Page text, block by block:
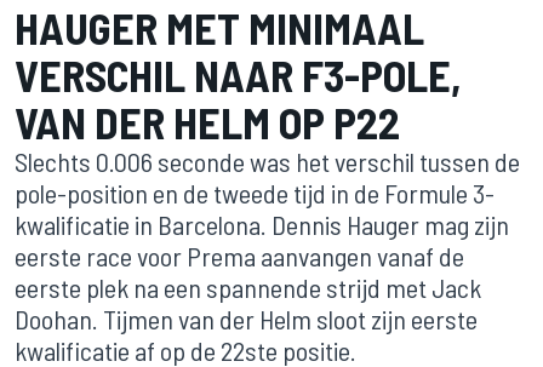
HAUGER MET MINIMAAL
VERSCHIL NAAR F3-POLE,
VAN DER HELM OP P22
Slechts 0.006 seconde was het verschil tussen de
pole-position en de tweede tijd in de Formule 3-
kwalificatie in Barcelona. Dennis Hauger mag zijn
eerste race voor Prema aanvangen vanaf de
eerste plek na een spannende strijd met Jack
Doohan. Tijmen van der Helm sloot zijn eerste
kwalificatie af op de 22ste positie.